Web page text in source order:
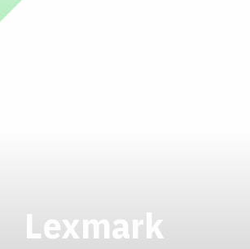
Lexmark